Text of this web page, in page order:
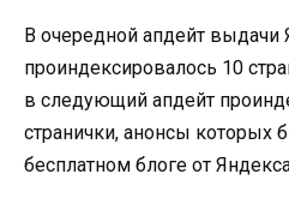
В очередной апдейт выдачи
проиндексировалось 10
в следующий апдейт
странички, анонсы которых
бесплатном блоге от